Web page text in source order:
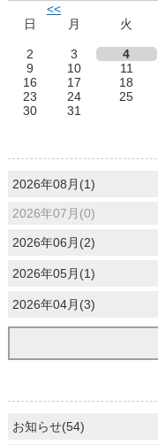
<<
日
月 火
2
3 4
9
10 11
16
17 18
23
24 25
30
31
2026年08月(1)
2026年07月(0)
2026年06月(2)
2026年05月(1)
2026年04月(3)
お知らせ(54)